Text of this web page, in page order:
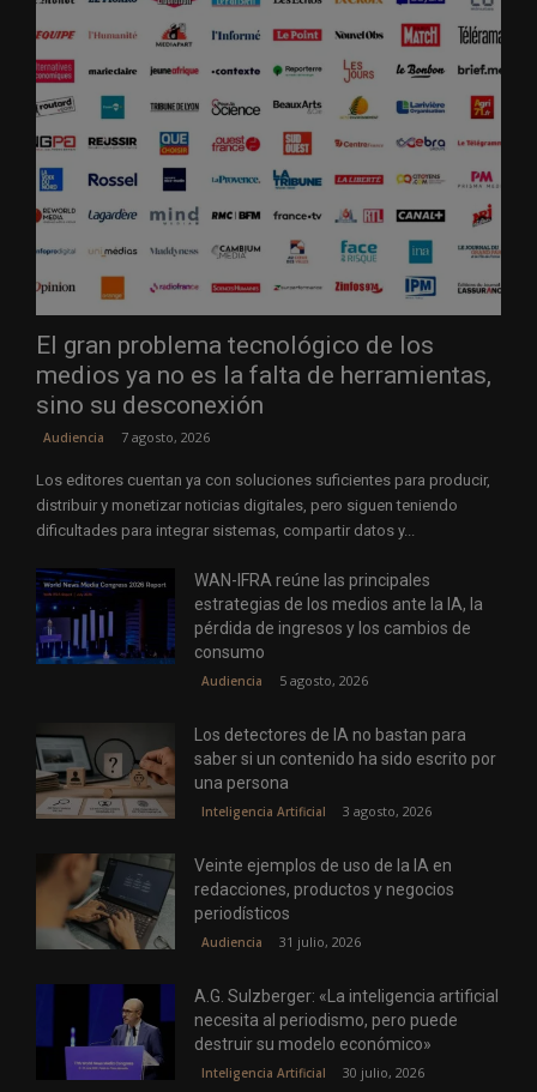
El gran problema tecnológico de los
medios ya no es la falta de herramientas,
sino su desconexión
Audiencia 7 agosto, 2026
Los editores cuentan ya con soluciones suficientes para producir,
distribuir y monetizar noticias digitales, pero siguen teniendo
dificultades para integrar sistemas, compartir datos y...
WAN-IFRA reúne las principales
estrategias de los medios ante la IA, la
pérdida de ingresos y los cambios de
consumo
Audiencia 5 agosto, 2026
Los detectores de IA no bastan para
saber si un contenido ha sido escrito por
una persona
Inteligencia Artificial 3 agosto, 2026
Veinte ejemplos de uso de la IA en
redacciones, productos y negocios
periodísticos
Audiencia 31 julio, 2026
A.G. Sulzberger: «La inteligencia artificial
necesita al periodismo, pero puede
destruir su modelo económico»
Inteligencia Artificial 30 julio, 2026